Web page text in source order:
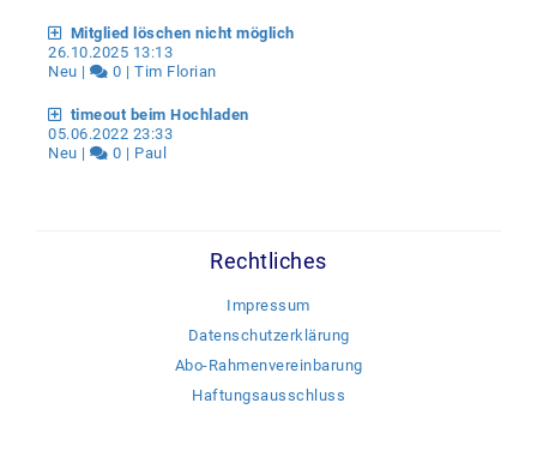
Mitglied löschen nicht möglich
26.10.2025 13:13
Neu |
0 | Tim Florian
timeout beim Hochladen
05.06.2022 23:33
Neu |
0 | Paul
Rechtliches
Impressum
Datenschutzerklärung
Abo-Rahmenvereinbarung
Haftungsausschluss